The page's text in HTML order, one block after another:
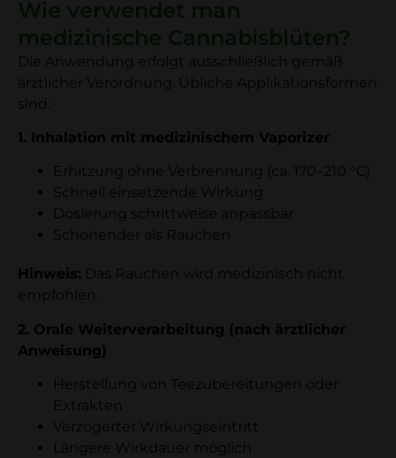
Wie verwendet man
medizinische Cannabisblüten?
Die Anwendung erfolgt ausschließlich gemäß
ärztlicher Verordnung. Übliche Applikationsformen
sind:
1. Inhalation mit medizinischem Vaporizer
Erhitzung ohne Verbrennung (ca. 170–210 °C)
Schnell einsetzende Wirkung
Dosierung schrittweise anpassbar
Schonender als Rauchen
Hinweis: Das Rauchen wird medizinisch nicht
empfohlen.
2. Orale Weiterverarbeitung (nach ärztlicher
Anweisung)
Herstellung von Teezubereitungen oder
Extrakten
Verzögerter Wirkungseintritt
Längere Wirkdauer möglich